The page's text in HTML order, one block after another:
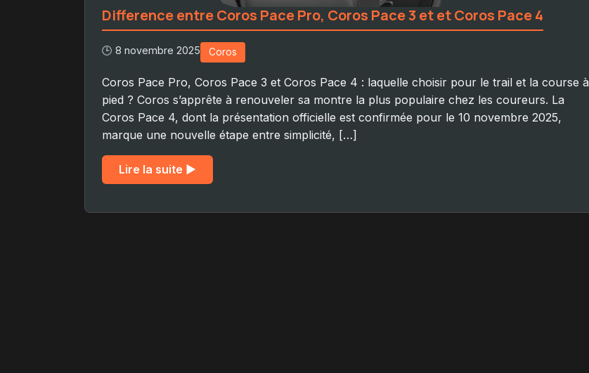
Difference entre Coros Pace Pro, Coros Pace 3 et et Coros Pace 4
🕒 8 novembre 2025 Coros
Coros Pace Pro, Coros Pace 3 et Coros Pace 4 : laquelle choisir pour le trail et la course à
pied ? Coros s’apprête à renouveler sa montre la plus populaire chez les coureurs. La
Coros Pace 4, dont la présentation officielle est confirmée pour le 10 novembre 2025,
marque une nouvelle étape entre simplicité, […]
Lire la suite ▶︎